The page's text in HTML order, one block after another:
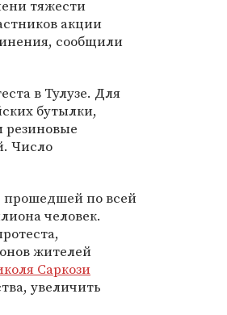
тяжести
акции
сообщили
в Тулузе. Для
бутылки,
резиновые
Число
прошедшей по всей
человек.
жителей
Саркози
увеличить